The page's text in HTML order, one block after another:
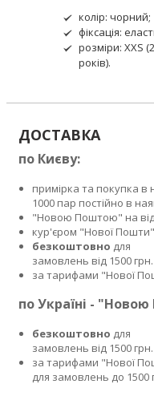
колір: чорний;
фіксація:
розміри: XXS
років).
ДОСТАВКА
по Києву:
примірка та покупка в
1000 пар постійно в
"Новою Поштою" на
кур'єром "Нової
безкоштовно для
замовлень від 1500
за тарифами "Нової
по Україні -
безкоштовно для
замовлень від 1500
за тарифами "Нової
для замовлень до 1500